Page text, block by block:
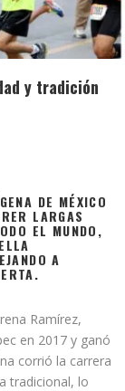
y tradición
DE MÉXICO
LARGAS
EL MUNDO,
A
Ramírez,
en 2017 y ganó
corrió la carrera
tradicional, lo